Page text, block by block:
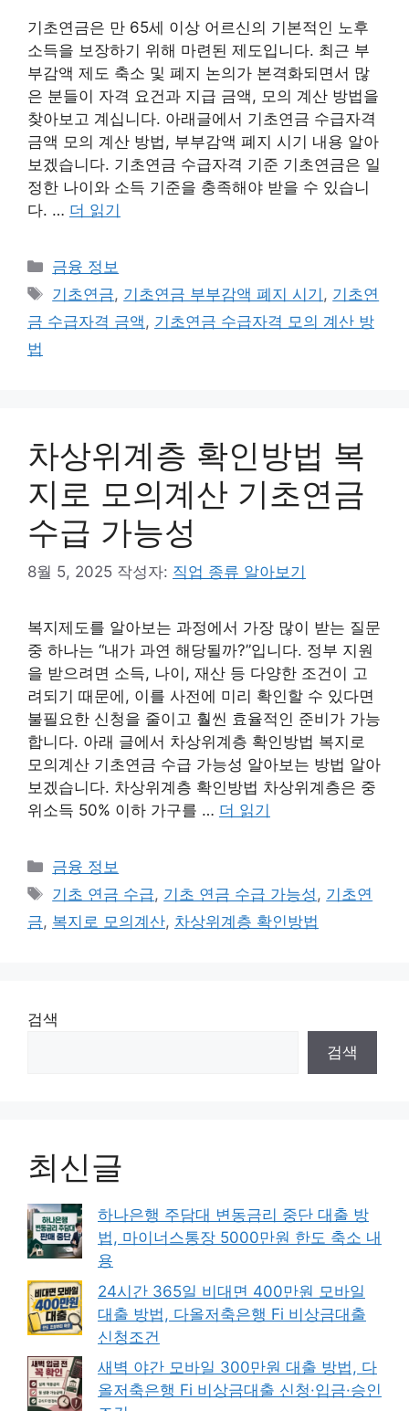
기초연금은 만 65세 이상 어르신의 기본적인 노후
소득을 보장하기 위해 마련된 제도입니다. 최근 부
부감액 제도 축소 및 폐지 논의가 본격화되면서 많
은 분들이 자격 요건과 지급 금액, 모의 계산 방법을
찾아보고 계십니다. 아래글에서 기초연금 수급자격
금액 모의 계산 방법, 부부감액 폐지 시기 내용 알아
보겠습니다. 기초연금 수급자격 기준 기초연금은 일
정한 나이와 소득 기준을 충족해야 받을 수 있습니
다. … 더 읽기
카
테
고
리
금융 정보
태
그
기초연금, 기초연금 부부감액 폐지 시기 , 기초연
금 수급자격 금액 , 기초연금 수급자격 모의 계산 방
법
차상위계층 확인방법 복
지로 모의계산 기초연금
수급 가능성
8월 5, 2025 작성자: 직업 종류 알아보기
복지제도를 알아보는 과정에서 가장 많이 받는 질문
중 하나는 “내가 과연 해당될까?”입니다. 정부 지원
을 받으려면 소득, 나이, 재산 등 다양한 조건이 고
려되기 때문에, 이를 사전에 미리 확인할 수 있다면
불필요한 신청을 줄이고 훨씬 효율적인 준비가 가능
합니다. 아래 글에서 차상위계층 확인방법 복지로
모의계산 기초연금 수급 가능성 알아보는 방법 알아
보겠습니다. 차상위계층 확인방법 차상위계층은 중
위소득 50% 이하 가구를 … 더 읽기
카
테
리
금융 정보
태
그
기초 연금 수급, 기초 연금 수급 가능성, 기초연
금, 복지로 모의계산, 차상위계층 확인방법
검색
검색
최신글
하나은행 주담대 변동금리 중단 대출 방
법, 마이너스통장 5000만원 한도 축소 내
용
24시간 365일 비대면 400만원 모바일
대출 방법, 다올저축은행 Fi 비상금대출
신청조건
새벽 야간 모바일 300만원 대출 방법, 다
올저축은행 Fi 비상금대출 신청·입금·승인